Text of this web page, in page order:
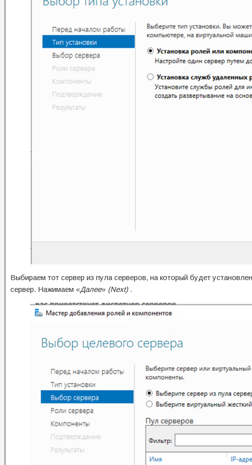
Выбираем тот сервер из пула серверов, на который будет
сервер. Нажимаем «Далее» (Next) .